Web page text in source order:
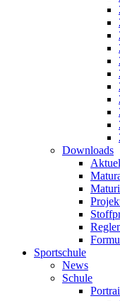
Downloads
Sportschule
News
Schule